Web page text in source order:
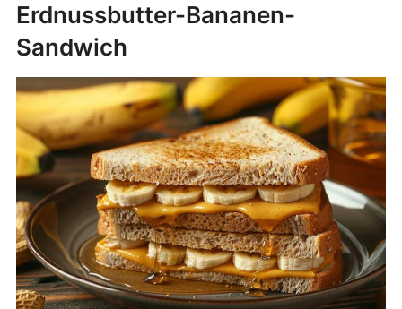
Erdnussbutter-Bananen-
Sandwich